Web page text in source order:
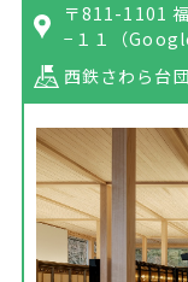
〒811-1101
−１１
（
西鉄さわら台